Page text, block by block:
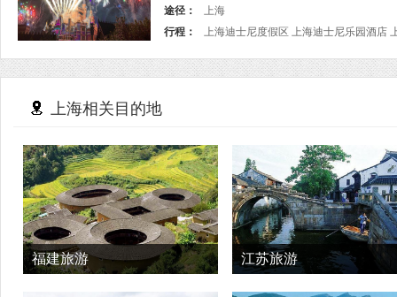
途径：
上海
行程：
上海相关目的地
福建旅游 江苏旅游